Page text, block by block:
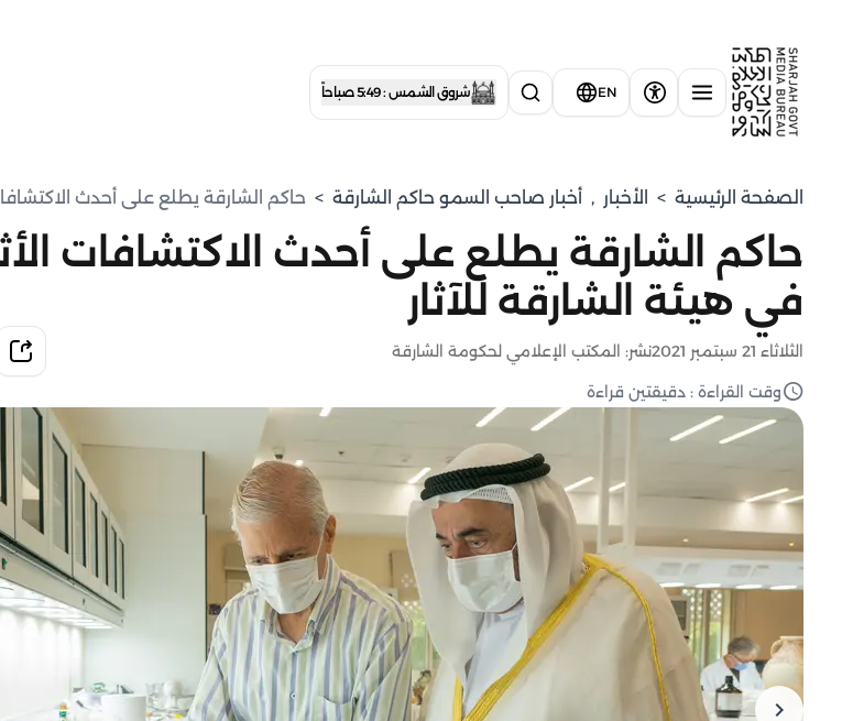
EN شروق الشمس : 5:49 صباحاً
الصفحة الرئيسية > الأخبار , أخبار صاحب السمو حاكم الشارقة > حاكم الشارقة يطلع على أحدث
حاكم الشارقة يطلع على أحدث الاكتشافات
في هيئة الشارقة للآثار
الثلاثاء 21 سبتمبر 2021 نشر: المكتب الإعلامي لحكومة الشارقة
وقت القراءة : دقيقتين قراءة